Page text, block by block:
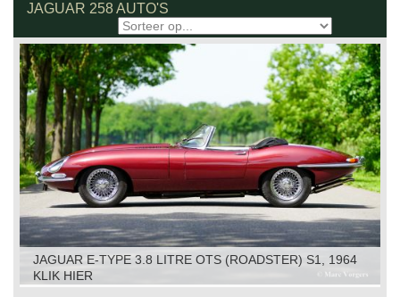
JAGUAR 258 AUTO'S
JAGUAR E-TYPE 3.8 LITRE OTS (ROADSTER) S1, 1964
KLIK HIER